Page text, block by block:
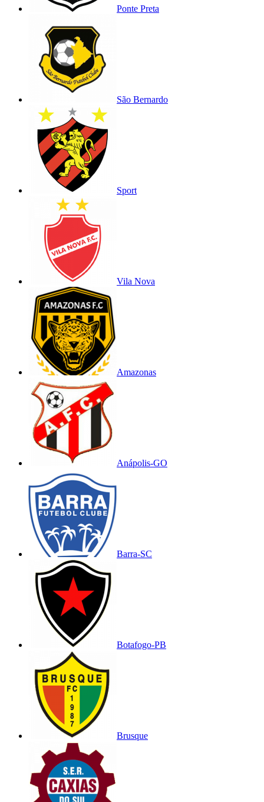
Ponte Preta
São Bernardo
Sport
Vila Nova
Amazonas
Anápolis-GO
Barra-SC
Botafogo-PB
Brusque